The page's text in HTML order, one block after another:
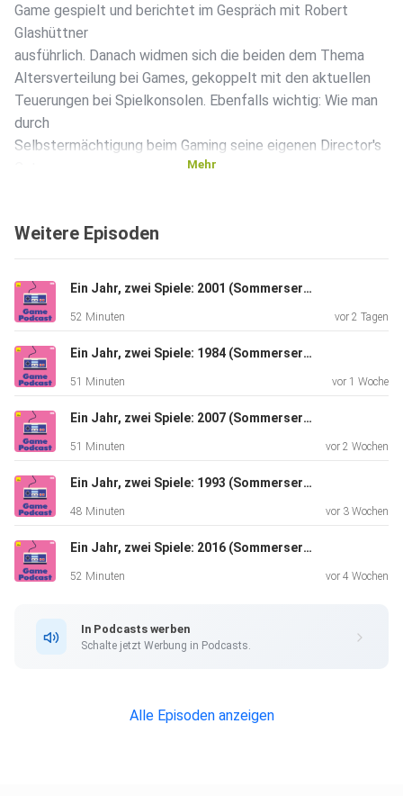
Game gespielt und berichtet im Gespräch mit Robert
Glashüttner
ausführlich. Danach widmen sich die beiden dem Thema
Altersverteilung bei Games, gekoppelt mit den aktuellen
Teuerungen bei Spielkonsolen. Ebenfalls wichtig: Wie man
durch
Selbstermächtigung beim Gaming seine eigenen Director's
Indiestudio
Weblinks:
- Aktuelle FM4-Game-Webstories:
fm4.orf.at/thema/section-front-lane-filter100/alle-
- Altersverteilung bei Games:
and-does
youtube.com/watch?v=LlXaaa6FefE
Uhr (Folge
Mehr
Weitere Episoden
Ein Jahr, zwei Spiele: 2001 (Sommerserie)
52 Minuten vor 2 Tagen
Ein Jahr, zwei Spiele: 1984 (Sommerserie)
51 Minuten vor 1 Woche
Ein Jahr, zwei Spiele: 2007 (Sommerserie)
51 Minuten vor 2 Wochen
Ein Jahr, zwei Spiele: 1993 (Sommerserie)
48 Minuten vor 3 Wochen
Ein Jahr, zwei Spiele: 2016 (Sommerserie)
52 Minuten vor 4 Wochen
In Podcasts werben
Schalte jetzt Werbung in Podcasts.
Alle Episoden anzeigen